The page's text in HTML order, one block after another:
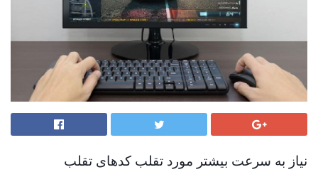
نیاز به سرعت بیشتر مورد تقلب کدهای تقلب